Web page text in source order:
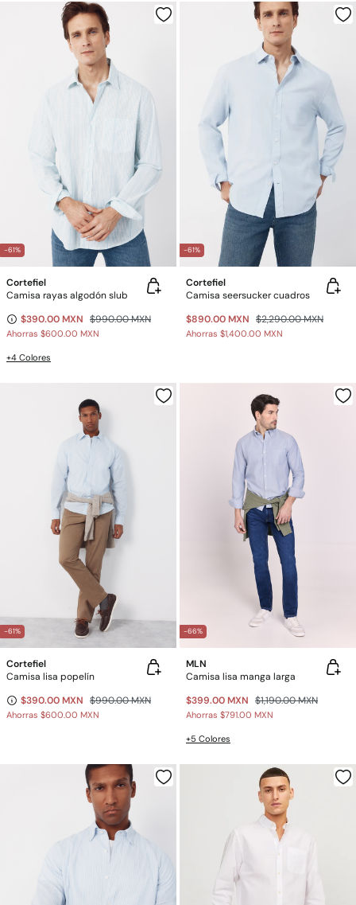
-61%
Cortefiel
Camisa rayas algodón slub
$390.00 MXN $990.00 MXN
Ahorras $600.00 MXN
+4 Colores
-61%
Cortefiel
Camisa seersucker cuadros
$890.00 MXN $2,290.00 MXN
Ahorras $1,400.00 MXN
-61%
Cortefiel
Camisa lisa popelín
$390.00 MXN $990.00 MXN
Ahorras $600.00 MXN
-66%
MLN
Camisa lisa manga larga
$399.00 MXN $1,190.00 MXN
Ahorras $791.00 MXN
+5 Colores